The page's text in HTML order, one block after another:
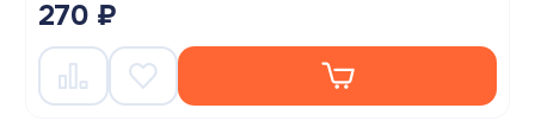
270 ₽